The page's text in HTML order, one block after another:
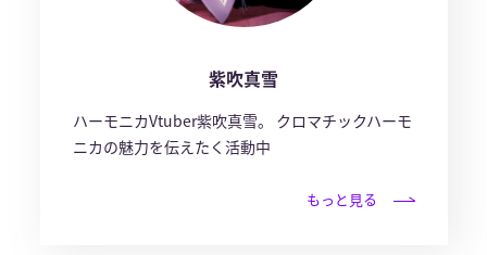
紫吹真雪
ハーモニカVtuber紫吹真雪。 クロマチックハーモ
ニカの魅力を伝えたく活動中
もっと見る